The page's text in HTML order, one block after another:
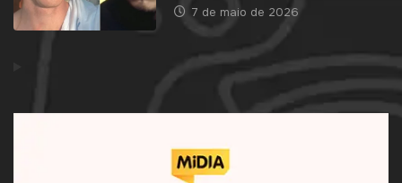
7 de maio de 2026